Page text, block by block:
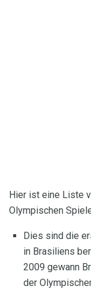
Hier ist eine Liste
Olympischen
Dies sind die
in Brasiliens
2009 gewann
der